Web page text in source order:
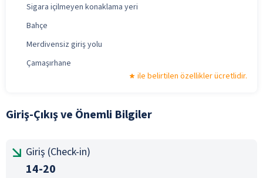
Sigara içilmeyen konaklama yeri
Bahçe
Merdivensiz giriş yolu
Çamaşırhane
ile belirtilen özellikler ücretlidir.
Giriş-Çıkış ve Önemli Bilgiler
Giriş (Check-in)
14-20